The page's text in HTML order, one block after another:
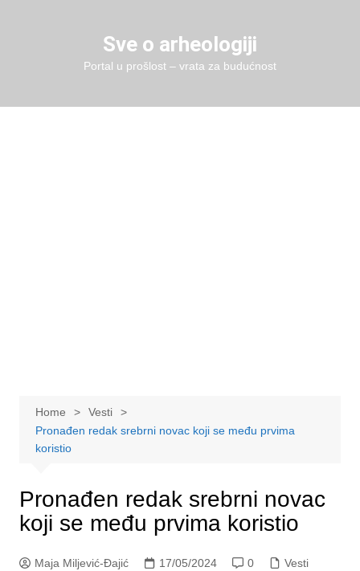
Sve o arheologiji
Portal u prošlost – vrata za budućnost
Home
Vesti
Pronađen redak srebrni novac koji se među prvima
koristio
Pronađen redak srebrni novac
koji se među prvima koristio
Maja Miljević-Đajić 17/05/2024 0 Vesti